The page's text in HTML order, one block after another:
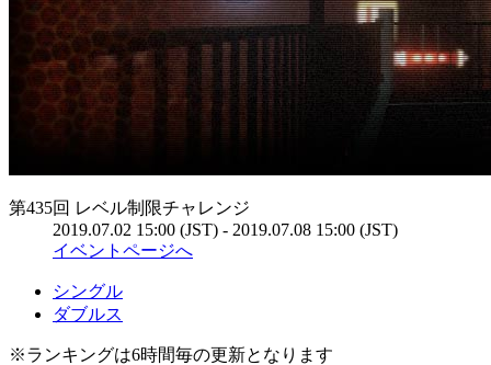
第435回 レベル制限チャレンジ
2019.07.02 15:00 (JST) - 2019.07.08 15:00 (JST)
イベントページへ
シングル
ダブルス
※ランキングは6時間毎の更新となります